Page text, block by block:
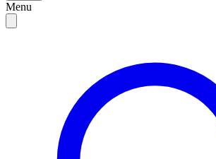
Menu